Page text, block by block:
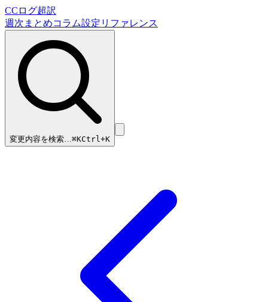
CCログ超訳
週次まとめコラム設定リファレンス
変更内容を検索…⌘KCtrl+K